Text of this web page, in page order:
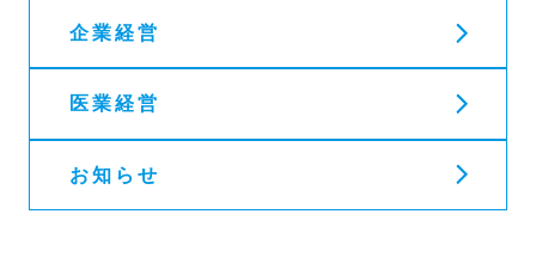
企業経営
医業経営
お知らせ